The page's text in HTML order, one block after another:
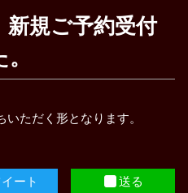
規ご予約受付
ただく形となります。
ート
送る